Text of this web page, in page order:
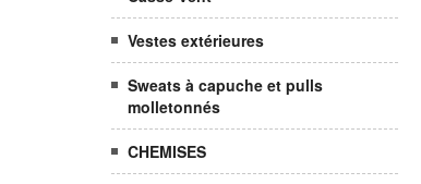
Vestes extérieures
Sweats à capuche et pulls
molletonnés
CHEMISES